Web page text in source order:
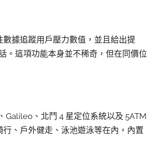
據追蹤用戶壓力數值，並且給出提
。這項功能本身並不稀奇，但在同價位
Galileo、北鬥 4 星定位系統以及 5ATM
、戶外健走、泳池遊泳等在內，內置